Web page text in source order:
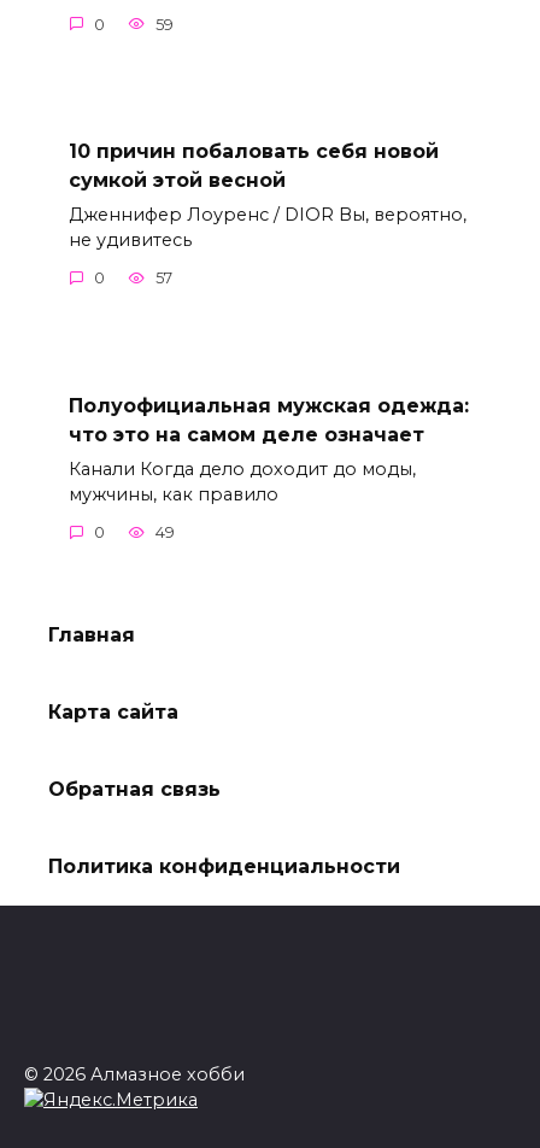
0 59
10 причин побаловать себя новой
сумкой этой весной
Дженнифер Лоуренс / DIOR Вы, вероятно,
не удивитесь
0 57
Полуофициальная мужская одежда:
что это на самом деле означает
Канали Когда дело доходит до моды,
мужчины, как правило
0 49
Главная
Карта сайта
Обратная связь
Политика конфиденциальности
© 2026 Алмазное хобби